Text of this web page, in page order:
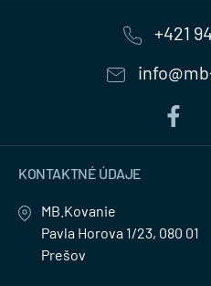
+421
KONTAKTNÉ ÚDAJE
MB.Kovanie
Pavla Horova 1/23, 080 01
Prešov